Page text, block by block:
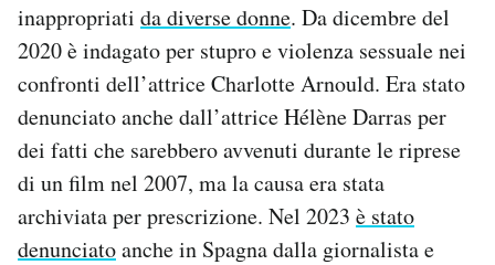
inappropriati da diverse donne. Da dicembre del
2020 è indagato per stupro e violenza sessuale nei
confronti dell’attrice Charlotte Arnould. Era stato
denunciato anche dall’attrice Hélène Darras per
dei fatti che sarebbero avvenuti durante le riprese
di un film nel 2007, ma la causa era stata
archiviata per prescrizione. Nel 2023 è stato
denunciatoanche in Spagna dalla giornalista e